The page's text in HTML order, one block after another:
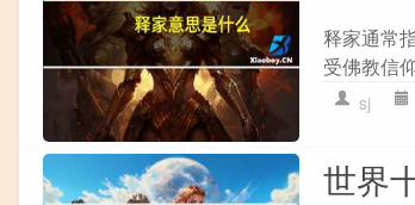
释家通常
受佛教信
sj
世界